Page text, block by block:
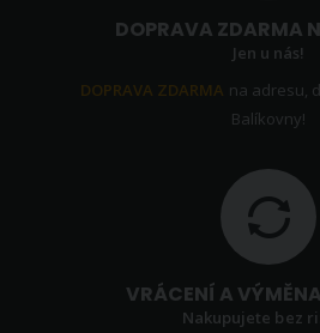
DOPRAVA ZDARMA
Jen u nás!
DOPRAVA ZDARMA na adresu,
Balíkovny!
VRÁCENÍ A
Nakupujete bez